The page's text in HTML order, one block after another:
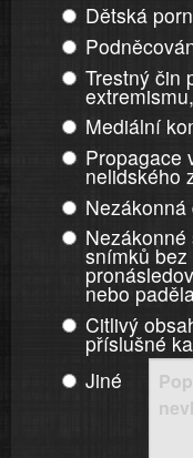
Dětská
Trestný čin
Mediální
Propagace
nelidského
snímků
nebo
Citlivý
příslušné
Jiné